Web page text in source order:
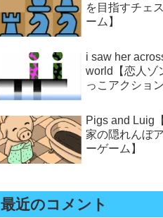
を目指すチェ
ーム】
i saw her
world【恋人ゾ
っこアクショ
Pigs and Luig
家の隠れんぼ
ーゲーム】
最近のコメント